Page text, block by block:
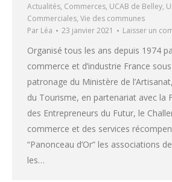
Actualités, Commerces, UCAB de Belley,
Commerciales, Vie des communes
Par Léa 23 janvier 2021 Laisser un
Organisé tous les ans depuis 1974
commerce et d’industrie France
patronage du Ministère de
du Tourisme, en partenariat avec la
des Entrepreneurs du Futur, le
commerce et des services
“Panonceau d’Or” les associations
les…